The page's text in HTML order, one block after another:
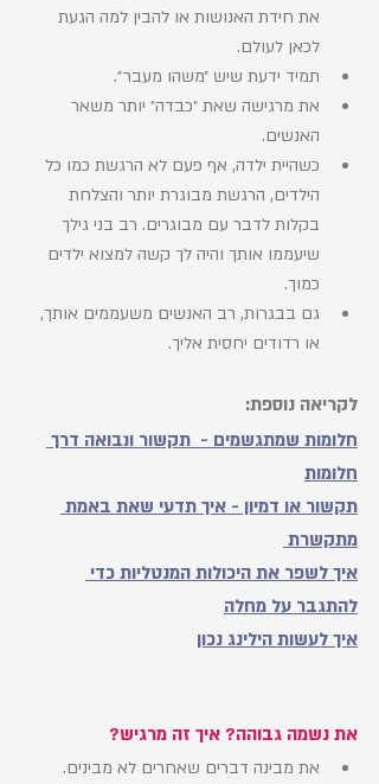
את חידת האנושות או להבין למה הגעת
לכאן לעולם.
תמיד ידעת שיש ״משהו מעבר״.
את מרגישה שאת ״כבדה״ יותר משאר
האנשים.
כשהיית ילדה, אף פעם לא הרגשת כמו כל
הילדים, הרגשת מבוגרת יותר והצלחת
בקלות לדבר עם מבוגרים. רב בני גילך
שיעממו אותך והיה לך קשה למצוא ילדים
כמוך.
גם בבגרות, רב האנשים משעממים אותך,
או רדודים יחסית אליך.
לקריאה נוספת:
חלומות שמתגשמים -  תקשור ונבואה דרך
חלומות
תקשור או דמיון - איך תדעי שאת באמת
מתקשרת
איך לשפר את היכולות המנטליות כדי
להתגבר על מחלה
איך לעשות הילינג נכון
את נשמה גבוהה? איך זה מרגיש?
את מבינה דברים שאחרים לא מבינים.